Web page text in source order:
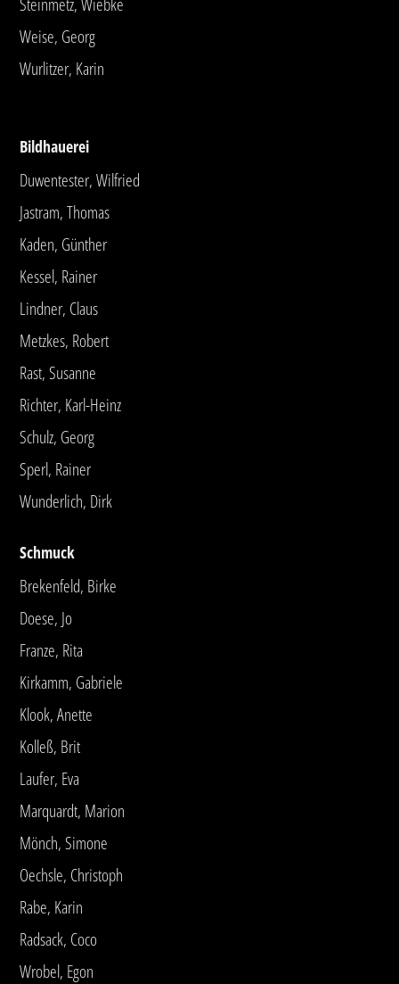
Weise, Georg
Wurlitzer, Karin
Bildhauerei
Duwentester, Wilfried
Jastram, Thomas
Kaden, Günther
Kessel, Rainer
Lindner, Claus
Metzkes, Robert
Rast, Susanne
Richter, Karl-Heinz
Schulz, Georg
Sperl, Rainer
Wunderlich, Dirk
Schmuck
Brekenfeld, Birke
Doese, Jo
Franze, Rita
Kirkamm, Gabriele
Klook, Anette
Kolleß, Brit
Laufer, Eva
Marquardt, Marion
Mönch, Simone
Oechsle, Christoph
Rabe, Karin
Radsack, Coco
Wrobel, Egon